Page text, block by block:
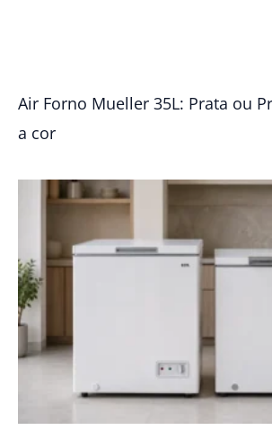
Air Forno Mueller 35L: Prata ou
a cor